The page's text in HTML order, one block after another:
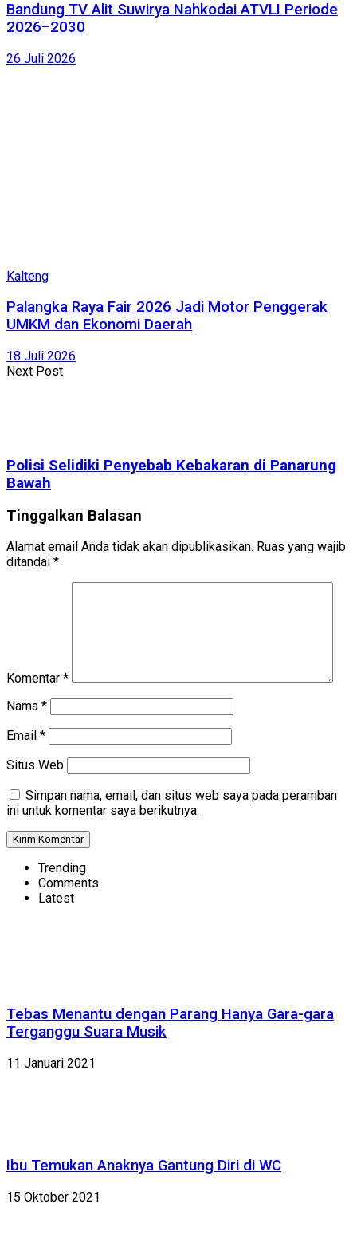
Bandung TV Alit Suwirya Nahkodai ATVLI Periode
2026–2030
26 Juli 2026
Kalteng
Palangka Raya Fair 2026 Jadi Motor Penggerak
UMKM dan Ekonomi Daerah
18 Juli 2026
Next Post
Polisi Selidiki Penyebab Kebakaran di Panarung
Bawah
Tinggalkan Balasan
Alamat email Anda tidak akan dipublikasikan. Ruas yang wajib
ditandai *
Komentar *
Nama *
Email *
Situs Web
Simpan nama, email, dan situs web saya pada peramban
ini untuk komentar saya berikutnya.
Trending
Comments
Latest
Tebas Menantu dengan Parang Hanya Gara-gara
Terganggu Suara Musik
11 Januari 2021
Ibu Temukan Anaknya Gantung Diri di WC
15 Oktober 2021